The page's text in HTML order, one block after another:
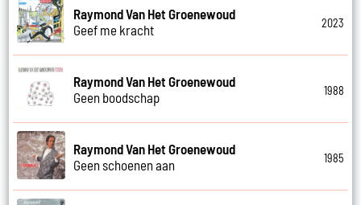
Raymond Van Het Groenewoud
Geef me kracht
2023
Raymond Van Het Groenewoud
Geen boodschap
1988
Raymond Van Het Groenewoud
Geen schoenen aan
1985